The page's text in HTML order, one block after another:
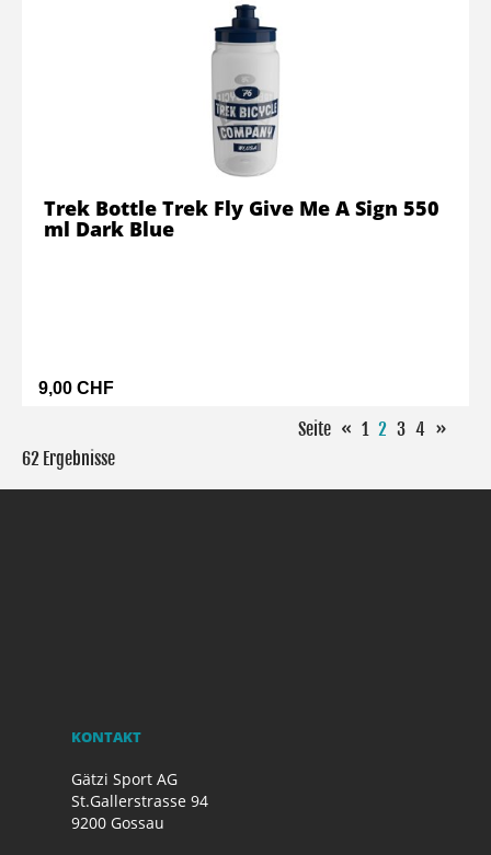
9,00 CHF
Trek Bottle Trek Fly Give Me A Sign 550
ml Dark Blue
Seite « 1 2 3 4 »
62 Ergebnisse
KONTAKT
Gätzi Sport AG
St.Gallerstrasse 94
9200 Gossau